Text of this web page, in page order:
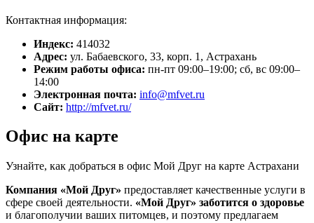
Контактная информация:
Индекс: 414032
Адрес: ул. Бабаевского, 33, корп. 1, Астрахань
Режим работы офиса: пн-пт 09:00–19:00; сб, вс 09:00–
14:00
Электронная почта: info@mfvet.ru
Сайт: http://mfvet.ru/
Офис на карте
Узнайте, как добраться в офис Мой Друг на карте Астрахани
Компания «Мой Друг» предоставляет качественные услуги в
сфере своей деятельности. «Мой Друг» заботится о здоровье
и благополучии ваших питомцев, и поэтому предлагаем